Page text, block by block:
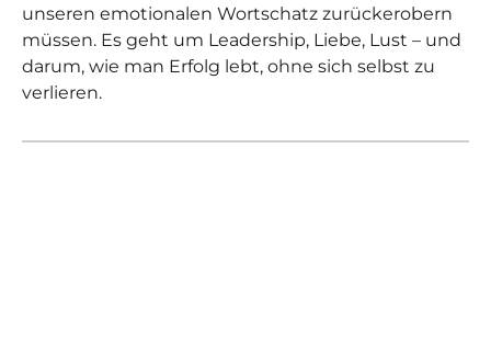
unseren emotionalen Wortschatz zurückerobern
müssen. Es geht um Leadership, Liebe, Lust – und
darum, wie man Erfolg lebt, ohne sich selbst zu
verlieren.